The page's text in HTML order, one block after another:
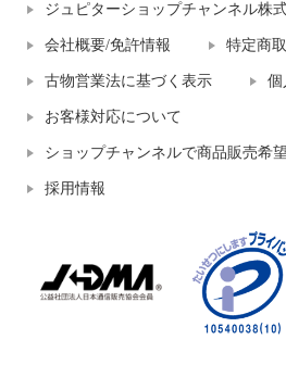
ジュピターショップチャンネル株
会社概要/免許情報 特定商
古物営業法に基づく表示 個
お客様対応について
ショップチャンネルで商品販売希
採用情報